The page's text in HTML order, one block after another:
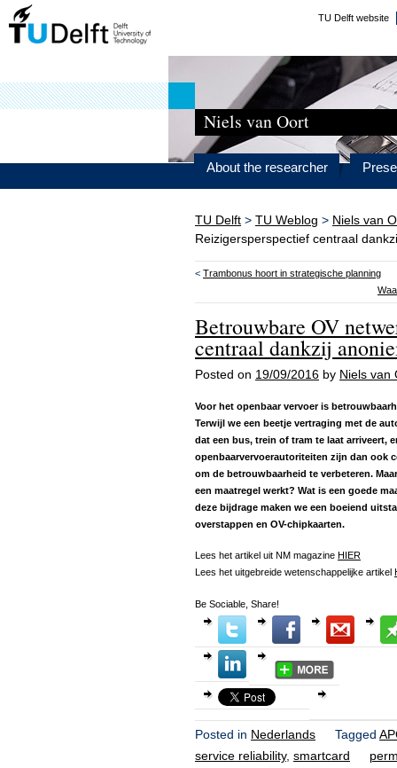
TU Delft website
Niels van Oort
About the researcher
TU Delft > TU Weblog > Niels van
Reizigersperspectief centraal
< Trambonus hoort in strategische planning
Betrouwbare OV
centraal dankzij
Posted on 19/09/2016 by Niels van
Voor het openbaar vervoer is
Terwijl we een beetje vertraging met de
dat een bus, trein of tram te laat arriveert,
openbaarvervoerautoriteiten zijn dan ook
om de betrouwbaarheid te verbeteren.
een maatregel werkt? Wat is een goede
deze bijdrage maken we een boeiend
overstappen en OV-chipkaarten.
Lees het artikel uit NM magazine HIER
Lees het uitgebreide wetenschappelijke artikel
Be Sociable, Share!
Posted in Nederlands Tagged
service reliability, smartcard